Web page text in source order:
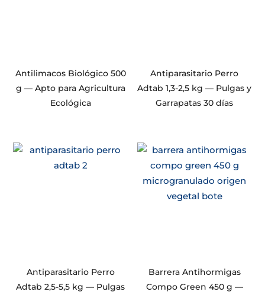
Antilimacos Biológico 500
g — Apto para Agricultura
Ecológica
Antiparasitario Perro
Adtab 1,3-2,5 kg — Pulgas y
Garrapatas 30 días
Antiparasitario Perro
Adtab 2,5-5,5 kg — Pulgas
Barrera Antihormigas
Compo Green 450 g —